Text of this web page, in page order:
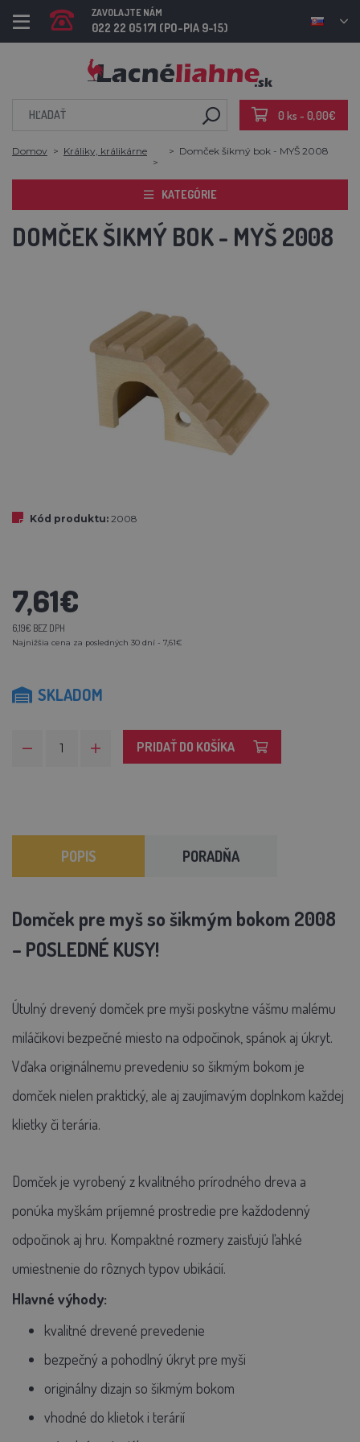
ZAVOLAJTE NÁM
022 22 05 171 (PO-PIA 9-15)
0 ks - 0,00€
Domov Králiky, králikárne Domček šikmý bok - MYŠ 2008
KATEGÓRIE
DOMČEK ŠIKMÝ BOK - MYŠ 2008
Kód produktu: 2008
7,61€
6,19€ BEZ DPH
Najnižšia cena za posledných 30 dní - 7,61€
SKLADOM
PRIDAŤ DO KOŠÍKA
POPIS PORADŇA
Domček pre myš so šikmým bokom 2008
– POSLEDNÉ KUSY!
Útulný drevený domček pre myši poskytne vášmu malému
miláčikovi bezpečné miesto na odpočinok, spánok aj úkryt.
Vďaka originálnemu prevedeniu so šikmým bokom je
domček nielen praktický, ale aj zaujímavým doplnkom každej
klietky či terária.
Domček je vyrobený z kvalitného prírodného dreva a
ponúka myškám príjemné prostredie pre každodenný
odpočinok aj hru. Kompaktné rozmery zaisťujú ľahké
umiestnenie do rôznych typov ubikácií.
Hlavné výhody:
kvalitné drevené prevedenie
bezpečný a pohodlný úkryt pre myši
originálny dizajn so šikmým bokom
vhodné do klietok i terárií